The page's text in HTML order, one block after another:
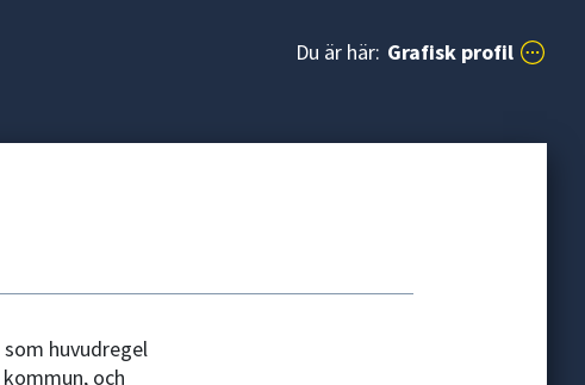
Du är här: Grafisk profil
huvudregel
och